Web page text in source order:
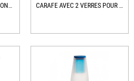
CARAFE À EAU FLOW PERSONNALISÉE CARAFE AVEC 2 VERRES POUR ENTREPRISE